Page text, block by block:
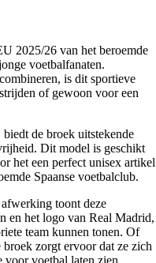
2025/26 van het beroemde
voetbalfanaten.
is dit sportieve
of gewoon voor een
de broek uitstekende
Dit model is geschikt
het een perfect unisex artikel
Spaanse voetbalclub.
toont deze
en het logo van Real Madrid,
team kunnen tonen. Of
zorgt ervoor dat ze zich
voetbal laten zien.